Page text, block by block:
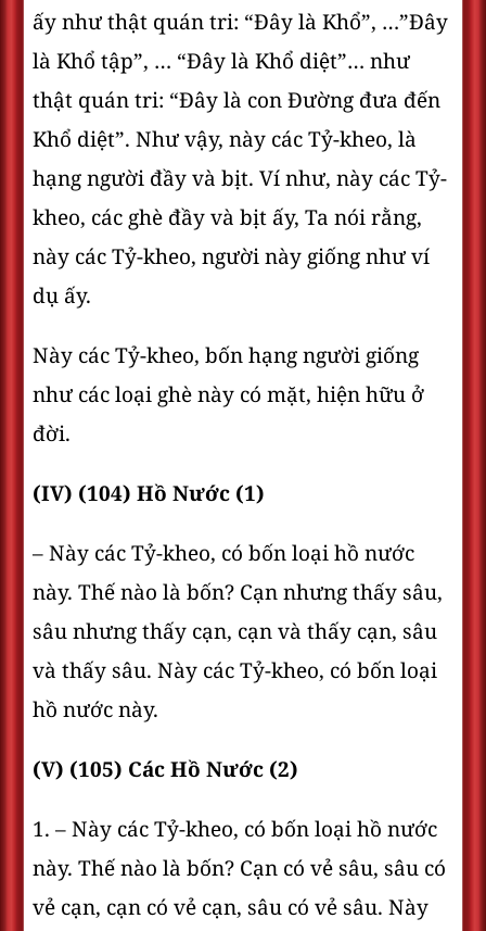
ấy như thật quán tri: “Ðây là Khổ”, …”Ðây
là Khổ tập”, … “Ðây là Khổ diệt”… như
thật quán tri: “Ðây là con Ðường đưa đến
Khổ diệt”. Như vậy, này các Tỷ-kheo, là
hạng người đầy và bịt. Ví như, này các Tỷ-
kheo, các ghè đầy và bịt ấy, Ta nói rằng,
này các Tỷ-kheo, người này giống như ví
dụ ấy.
Này các Tỷ-kheo, bốn hạng người giống
như các loại ghè này có mặt, hiện hữu ở
đời.
(IV) (104) Hồ Nước (1)
– Này các Tỷ-kheo, có bốn loại hồ nước
này. Thế nào là bốn? Cạn nhưng thấy sâu,
sâu nhưng thấy cạn, cạn và thấy cạn, sâu
và thấy sâu. Này các Tỷ-kheo, có bốn loại
hồ nước này.
(V) (105) Các Hồ Nước (2)
1. – Này các Tỷ-kheo, có bốn loại hồ nước
này. Thế nào là bốn? Cạn có vẻ sâu, sâu có
vẻ cạn, cạn có vẻ cạn, sâu có vẻ sâu. Này